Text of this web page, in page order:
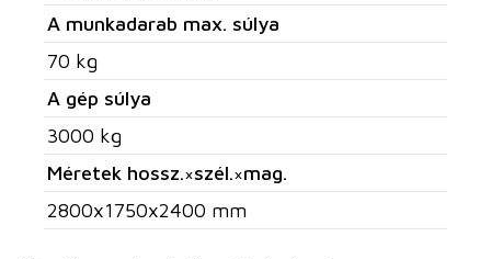
A munkadarab max. súlya
70 kg
A gép súlya
3000 kg
Méretek hossz.×szél.×mag.
2800x1750x2400 mm